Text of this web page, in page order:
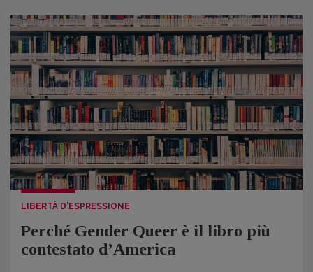
LIBERTÀ D'ESPRESSIONE
Perché Gender Queer è il libro più
contestato d’America